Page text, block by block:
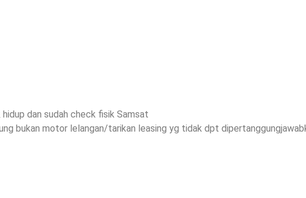
dan sudah check fisik Samsat
bukan motor lelangan/tarikan leasing yg tidak dpt